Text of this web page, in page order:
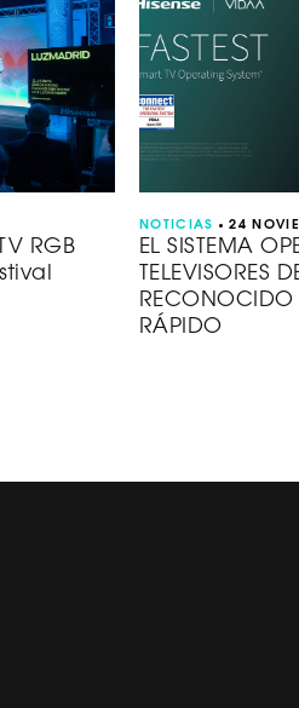
RGB
NOTICIAS 24
EL SISTEMA
TELEVISORES
RÁPIDO